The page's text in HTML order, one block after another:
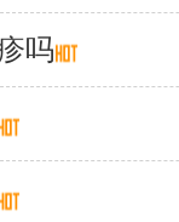
吗